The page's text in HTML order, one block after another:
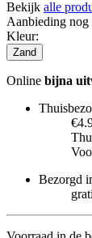
Bekijk alle
Aanbieding nog
Kleur:
Zand
Online bijna
Bezorgd